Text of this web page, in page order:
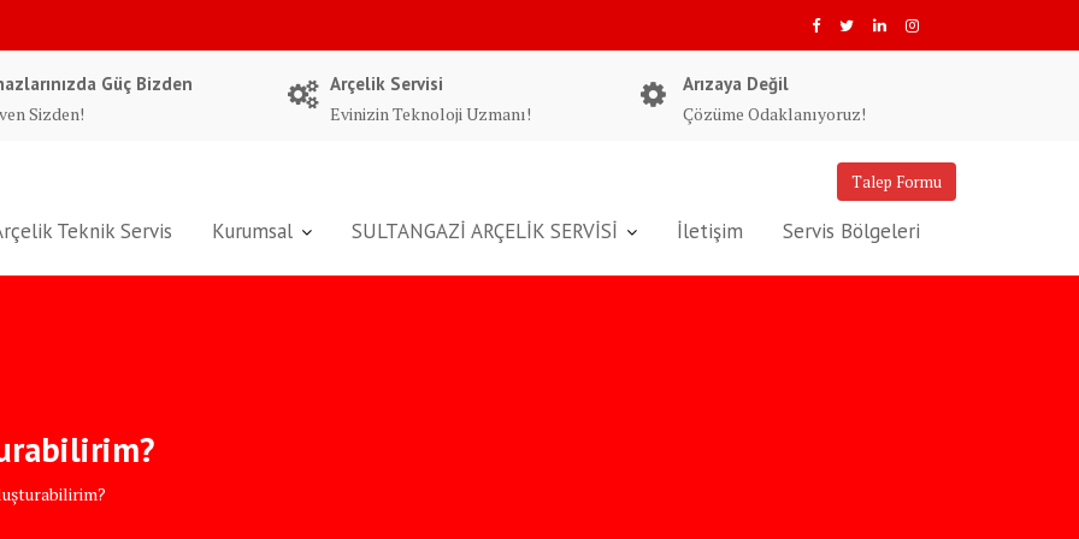
Güç Bizden
Sizden!
Arçelik Servisi
Evinizin Teknoloji Uzmanı!
Arızaya Değil
Çözüme Odaklanıyoruz!
Talep Formu
Teknik Servis Kurumsal SULTANGAZİ ARÇELİK SERVİSİ İletişim Servis Bölgeleri